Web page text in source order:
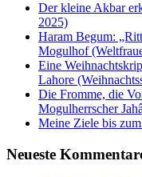
Der kleine Akbar
2025)
Haram Begum:
Mogulhof
Eine
Lahore
Die Fromme, die
Mogulherrscher
Meine Ziele bis
Neueste